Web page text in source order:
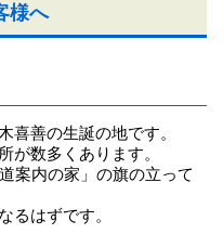
様へ
喜善の生誕の地です。
が数多くあります。
案内の家」の旗の立って
るはずです。